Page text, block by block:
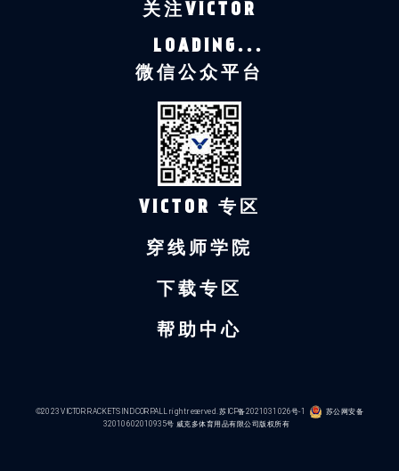
关注VICTOR
LOADING...
微信公众平台
VICTOR 专区
穿线师学院
下载专区
帮助中心
©2023 VICTOR RACKETS IND CORP.ALL right reserved.苏ICP备2021031026号-1 苏公网安备
32010602010935号 威克多体育用品有限公司版权所有